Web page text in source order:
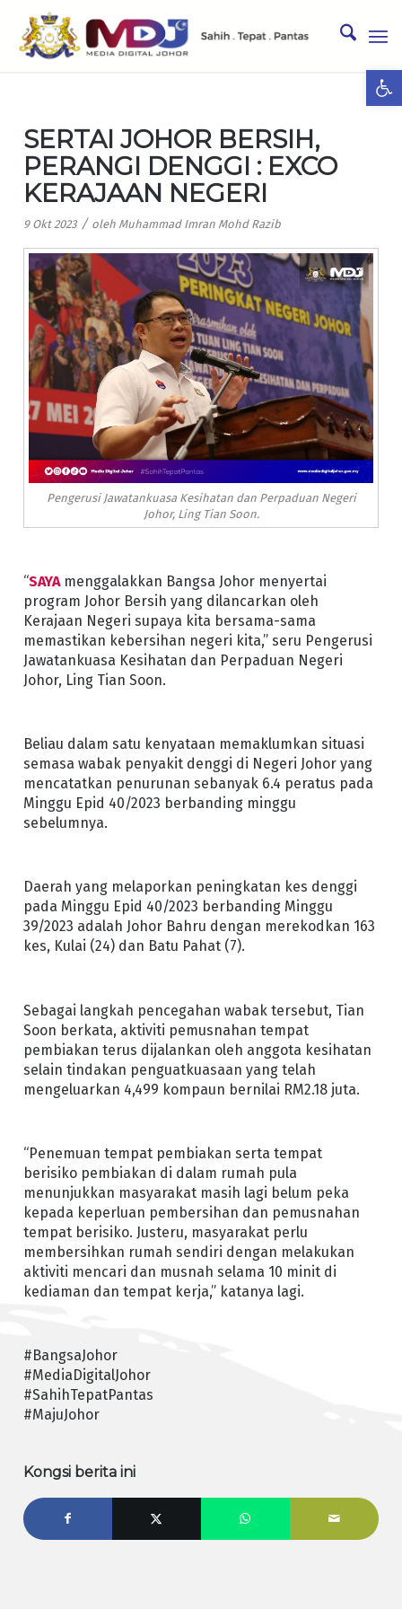
SERTAI JOHOR BERSIH,
PERANGI DENGGI : EXCO
KERAJAAN NEGERI
9 Okt 2023 / oleh Muhammad Imran Mohd Razib
Pengerusi Jawatankuasa Kesihatan dan Perpaduan Negeri
Johor, Ling Tian Soon.
“SAYAmenggalakkan Bangsa Johor menyertai
program Johor Bersih yang dilancarkan oleh
Kerajaan Negeri supaya kita bersama-sama
memastikan kebersihan negeri kita,” seru Pengerusi
Jawatankuasa Kesihatan dan Perpaduan Negeri
Johor, Ling Tian Soon.
Beliau dalam satu kenyataan memaklumkan situasi
semasa wabak penyakit denggi di Negeri Johor yang
mencatatkan penurunan sebanyak 6.4 peratus pada
Minggu Epid 40/2023 berbanding minggu
sebelumnya.
Daerah yang melaporkan peningkatan kes denggi
pada Minggu Epid 40/2023 berbanding Minggu
39/2023 adalah Johor Bahru dengan merekodkan 163
kes, Kulai (24) dan Batu Pahat (7).
Sebagai langkah pencegahan wabak tersebut, Tian
Soon berkata, aktiviti pemusnahan tempat
pembiakan terus dijalankan oleh anggota kesihatan
selain tindakan penguatkuasaan yang telah
mengeluarkan 4,499 kompaun bernilai RM2.18 juta.
“Penemuan tempat pembiakan serta tempat
berisiko pembiakan di dalam rumah pula
menunjukkan masyarakat masih lagi belum peka
kepada keperluan pembersihan dan pemusnahan
tempat berisiko. Justeru, masyarakat perlu
membersihkan rumah sendiri dengan melakukan
aktiviti mencari dan musnah selama 10 minit di
kediaman dan tempat kerja,” katanya lagi.
#BangsaJohor
#MediaDigitalJohor
#SahihTepatPantas
#MajuJohor
Kongsi berita ini